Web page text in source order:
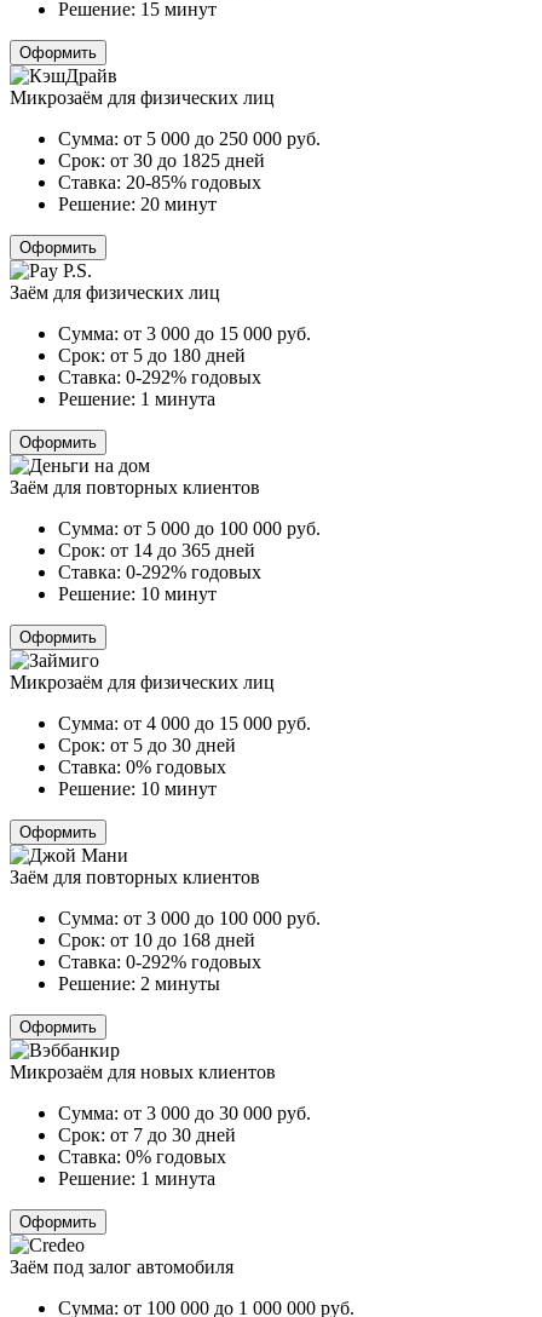
Решение: 15 минут
Оформить
Микрозаём для физических лиц
Сумма: от 5 000 до 250 000 руб.
Срок: от 30 до 1825 дней
Ставка: 20-85% годовых
Решение: 20 минут
Оформить
Заём для физических лиц
Сумма: от 3 000 до 15 000 руб.
Срок: от 5 до 180 дней
Ставка: 0-292% годовых
Решение: 1 минута
Оформить
Заём для повторных клиентов
Сумма: от 5 000 до 100 000 руб.
Срок: от 14 до 365 дней
Ставка: 0-292% годовых
Решение: 10 минут
Оформить
Микрозаём для физических лиц
Сумма: от 4 000 до 15 000 руб.
Срок: от 5 до 30 дней
Ставка: 0% годовых
Решение: 10 минут
Оформить
Заём для повторных клиентов
Сумма: от 3 000 до 100 000 руб.
Срок: от 10 до 168 дней
Ставка: 0-292% годовых
Решение: 2 минуты
Оформить
Микрозаём для новых клиентов
Сумма: от 3 000 до 30 000 руб.
Срок: от 7 до 30 дней
Ставка: 0% годовых
Решение: 1 минута
Оформить
Заём под залог автомобиля
Сумма: от 100 000 до 1 000 000 руб.